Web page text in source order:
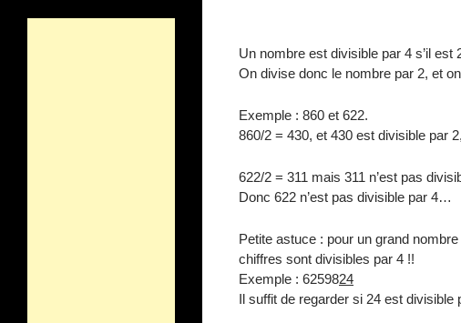
Un nombre est divisible par 4 s’il est
On divise donc le nombre par 2, et
Exemple : 860 et 622.
860/2 = 430, et 430 est divisible par
622/2 = 311 mais 311 n’est pas
Donc 622 n’est pas divisible par 4…
Petite astuce : pour un grand
chiffres sont divisibles par 4 !!
Exemple : 6259824
Il suffit de regarder si 24 est divisible